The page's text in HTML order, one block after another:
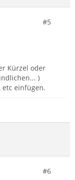
#5
Kürzel oder
)
etc einfügen.
#6